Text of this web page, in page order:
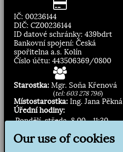
IČ: 00236144
DIČ: CZ00236144
ID datové schránky: 439bdrt
Bankovní spojení: Česká
spořitelna a.s. Kolín
Číslo účtu: 443506369/0800
Starostka: Mgr. Soňa Křenová
(tel: 603 278 796)
Místostarostka: Ing. Jana Pěkná
Úřední hodiny:
Pondělí, středa 8.00 - 11:30
13:00 - 16:30
Our use of cookies